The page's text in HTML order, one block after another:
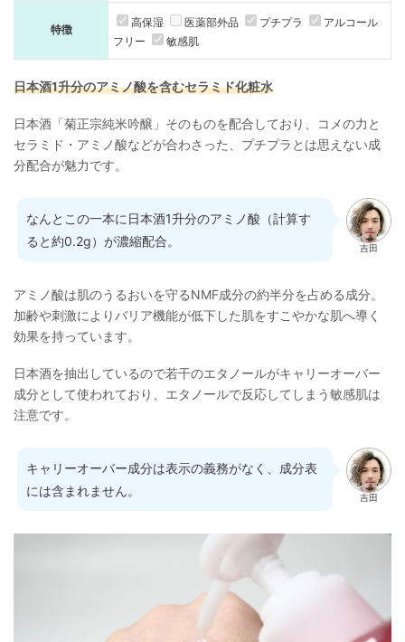
特徴
高保湿 医薬部外品 プチプラ
アルコール
フリー
敏感肌
日本酒1升分のアミノ酸を含むセラミド化粧水
日本酒「菊正宗純米吟醸」そのものを配合しており、コメの力と
セラミド・アミノ酸などが合わさった、プチプラとは思えない成
分配合が魅力です。
吉田
なんとこの一本に日本酒1升分のアミノ酸（計算す
ると約0.2g）が濃縮配合。
アミノ酸は肌のうるおいを守るNMF成分の約半分を占める成分。
加齢や刺激によりバリア機能が低下した肌をすこやかな肌へ導く
効果を持っています。
日本酒を抽出しているので若干のエタノールがキャリーオーバー
成分として使われており、エタノールで反応してしまう敏感肌は
注意です。
吉田
キャリーオーバー成分は表示の義務がなく、成分表
には含まれません。